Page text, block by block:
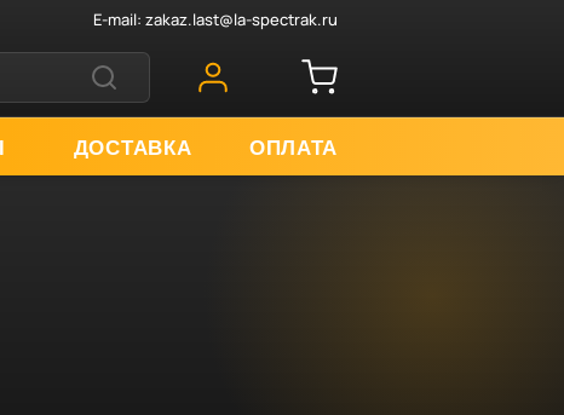
E-mail: zakaz.last@la-spectrak.ru
ДОСТАВКА ОПЛАТА